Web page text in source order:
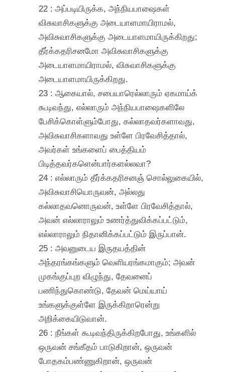
22 : அப்படியிருக்க, அந்நியபாஷைகள்
விசுவாசிகளுக்கு அடையாளமாயிராமல்,
அவிசுவாசிகளுக்கு அடையாளமாயிருக்கிறது;
தீர்க்கதரிசனமோ அவிசுவாசிகளுக்கு
அடையாளமாயிராமல், விசுவாசிகளுக்கு
அடையாளமாயிருக்கிறது.
23 : ஆகையால், சபையாரெல்லாரும் ஏகமாய்க்
கூடிவந்து, எல்லாரும் அந்நியபாஷைகளிலே
பேசிக்கொள்ளும்போது, கல்லாதவர்களாவது,
அவிசுவாசிகளாவது உள்ளே பிரவேசித்தால்,
அவர்கள் உங்களைப் பைத்தியம்
பிடித்தவர்களென்பார்களல்லவா?
24 : எல்லாரும் தீர்க்கதரிசனஞ் சொல்லுகையில்,
அவிசுவாசியொருவன், அல்லது
கல்லாதவனொருவன், உள்ளே பிரவேசித்தால்,
அவன் எல்லாராலும் உணர்த்துவிக்கப்பட்டும்,
எல்லாராலும் நிதானிக்கப்பட்டும் இருப்பான்.
25 : அவனுடைய இருதயத்தின்
அந்தரங்கங்களும் வெளியரங்கமாகும்; அவன்
முகங்குப்புற விழுந்து, தேவனைப்
பணிந்துகொண்டு, தேவன் மெய்யாய்
உங்களுக்குள்ளே இருக்கிறாரென்று
அறிக்கையிடுவான்.
26 : நீங்கள் கூடிவந்திருக்கிறபோது, உங்களில்
ஒருவன் சங்கீதம் பாடுகிறான், ஒருவன்
போதகம்பண்ணுகிறான், ஒருவன்